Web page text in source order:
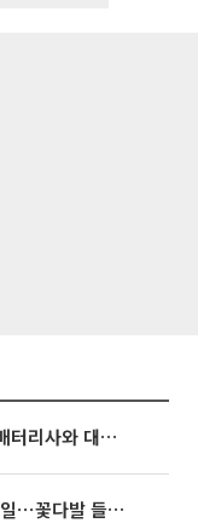
포스코퓨처엠, LFP 시장 뚫었다…배터리사와 대규모 장기 공급 합의
아옳이, 한의사 김형배와 벌써 200일⋯꽃다발 들고 "프러포즈 아냐"